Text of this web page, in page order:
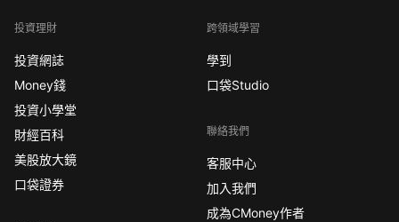
投資理財
投資網誌
Money錢
投資小學堂
財經百科
美股放大鏡
口袋證券
跨領域學習
學到
口袋Studio
聯絡我們
客服中心
加入我們
成為CMoney作者